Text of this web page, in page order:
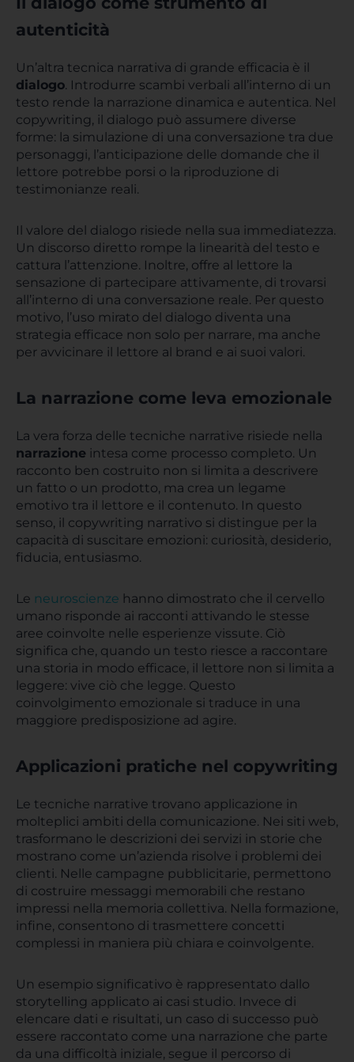
autenticità
Un’altra tecnica narrativa di grande efficacia è il
dialogo. Introdurre scambi verbali all’interno di un
testo rende la narrazione dinamica e autentica. Nel
copywriting, il dialogo può assumere diverse
forme: la simulazione di una conversazione tra due
personaggi, l’anticipazione delle domande che il
lettore potrebbe porsi o la riproduzione di
testimonianze reali.
Il valore del dialogo risiede nella sua immediatezza.
Un discorso diretto rompe la linearità del testo e
cattura l’attenzione. Inoltre, offre al lettore la
sensazione di partecipare attivamente, di trovarsi
all’interno di una conversazione reale. Per questo
motivo, l’uso mirato del dialogo diventa una
strategia efficace non solo per narrare, ma anche
per avvicinare il lettore al brand e ai suoi valori.
La narrazione come leva emozionale
La vera forza delle tecniche narrative risiede nella
narrazione intesa come processo completo. Un
racconto ben costruito non si limita a descrivere
un fatto o un prodotto, ma crea un legame
emotivo tra il lettore e il contenuto. In questo
senso, il copywriting narrativo si distingue per la
capacità di suscitare emozioni: curiosità, desiderio,
fiducia, entusiasmo.
Le neuroscienze hanno dimostrato che il cervello
umano risponde ai racconti attivando le stesse
aree coinvolte nelle esperienze vissute. Ciò
significa che, quando un testo riesce a raccontare
una storia in modo efficace, il lettore non si limita a
leggere: vive ciò che legge. Questo
coinvolgimento emozionale si traduce in una
maggiore predisposizione ad agire.
Applicazioni pratiche nel copywriting
Le tecniche narrative trovano applicazione in
molteplici ambiti della comunicazione. Nei siti web,
trasformano le descrizioni dei servizi in storie che
mostrano come un’azienda risolve i problemi dei
clienti. Nelle campagne pubblicitarie, permettono
di costruire messaggi memorabili che restano
impressi nella memoria collettiva. Nella formazione,
infine, consentono di trasmettere concetti
complessi in maniera più chiara e coinvolgente.
Un esempio significativo è rappresentato dallo
storytelling applicato ai casi studio. Invece di
elencare dati e risultati, un caso di successo può
essere raccontato come una narrazione che parte
da una difficoltà iniziale, segue il percorso di